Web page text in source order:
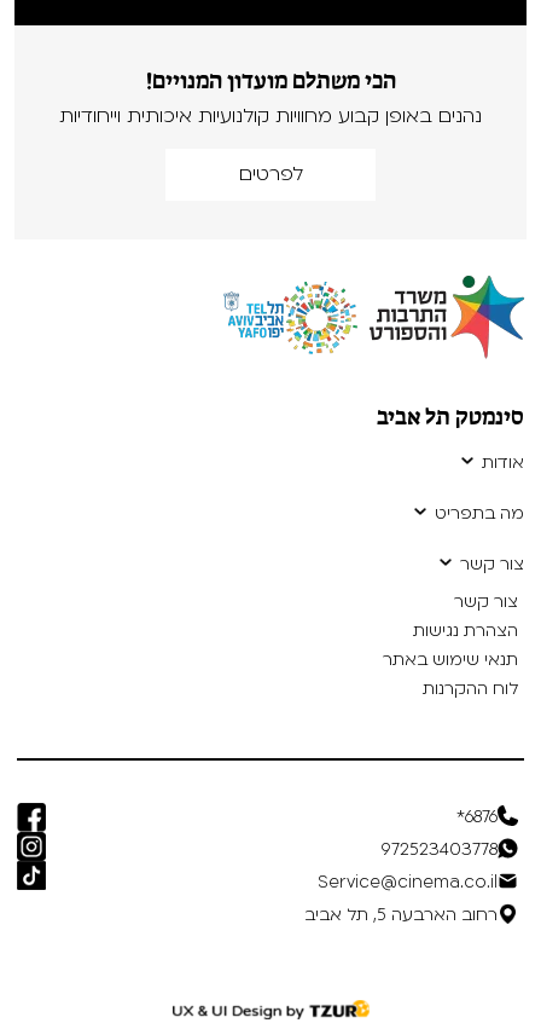
הכי משתלם מועדון המנויים!
נהנים באופן קבוע מחוויות קולנועיות איכותית וייחודיות
לפרטים
סינמטק תל אביב
אודות
מה בתפריט
צור קשר
צור קשר
הצהרת נגישות
תנאי שימוש באתר
לוח ההקרנות
6876*
972523403778
Service@cinema.co.il
רחוב הארבעה 5, תל אביב